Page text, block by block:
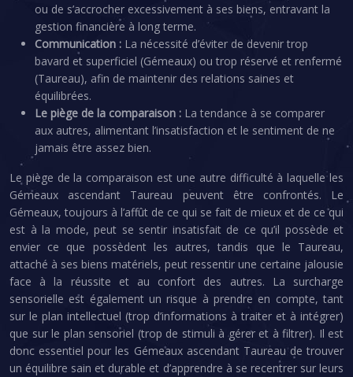
ou de s’accrocher excessivement à ses biens, entravant la
gestion financière à long terme.
Communication : La nécessité d’éviter de devenir trop
bavard et superficiel (Gémeaux) ou trop réservé et renfermé
(Taureau), afin de maintenir des relations saines et
équilibrées.
Le piège de la comparaison : La tendance à se comparer
aux autres, alimentant l’insatisfaction et le sentiment de ne
jamais être assez bien.
Le piège de la comparaison est une autre difficulté à laquelle les
Gémeaux ascendant Taureau peuvent être confrontés. Le
Gémeaux, toujours à l’affût de ce qui se fait de mieux et de ce qui
est à la mode, peut se sentir insatisfait de ce qu’il possède et
envier ce que possèdent les autres, tandis que le Taureau,
attaché à ses biens matériels, peut ressentir une certaine jalousie
face à la réussite et au confort des autres. La surcharge
sensorielle est également un risque à prendre en compte, tant
sur le plan intellectuel (trop d’informations à traiter et à intégrer)
que sur le plan sensoriel (trop de stimuli à gérer et à filtrer). Il est
donc essentiel pour les Gémeaux ascendant Taureau de trouver
un équilibre sain et durable et d’apprendre à se recentrer sur leurs